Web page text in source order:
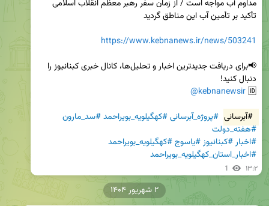
https://www.kebnanews.ir/news/503241
🆔
@kebnanewsir
#آبرسانی #پروژه_آبرسانی#کهگیلویه_بویراحمد#سد_مارون
#هفته_دولت
#اخبار#کبنانیوز#یاسوج#کهگیلویه_بویراحمد
#اخبار_استان_کهگیلویه_بویراحمد
1 ۱۳:۲
۲ شهریور ۱۴۰۴